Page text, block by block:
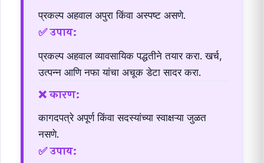
प्रकल्प अहवाल अपुरा किंवा अस्पष्ट असणे.
✅ उपाय:
प्रकल्प अहवाल व्यावसायिक पद्धतीने तयार करा. खर्च,
उत्पन्न आणि नफा यांचा अचूक डेटा सादर करा.
❌ कारण:
कागदपत्रे अपूर्ण किंवा सदस्यांच्या स्वाक्षऱ्या जुळत
नसणे.
✅ उपाय: